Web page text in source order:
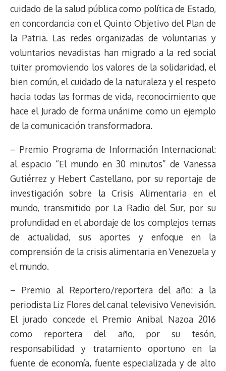
cuidado de la salud pública como política de Estado,
en concordancia con el Quinto Objetivo del Plan de
la Patria. Las redes organizadas de voluntarias y
voluntarios nevadistas han migrado a la red social
tuiter promoviendo los valores de la solidaridad, el
bien común, el cuidado de la naturaleza y el respeto
hacia todas las formas de vida, reconocimiento que
hace el Jurado de forma unánime como un ejemplo
de la comunicación transformadora.
– Premio Programa de Información Internacional:
al espacio “El mundo en 30 minutos” de Vanessa
Gutiérrez y Hebert Castellano, por su reportaje de
investigación sobre la Crisis Alimentaria en el
mundo, transmitido por La Radio del Sur, por su
profundidad en el abordaje de los complejos temas
de actualidad, sus aportes y enfoque en la
comprensión de la crisis alimentaria en Venezuela y
el mundo.
– Premio al Reportero/reportera del año: a la
periodista Liz Flores del canal televisivo Venevisión.
El jurado concede el Premio Anibal Nazoa 2016
como reportera del año, por su tesón,
responsabilidad y tratamiento oportuno en la
fuente de economía, fuente especializada y de alto